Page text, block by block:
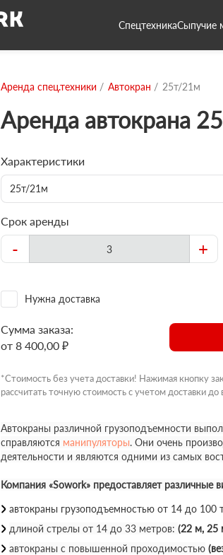
СпецтехникаСыпучие
Аренда спец.техники Автокран 25т/21м
Аренда автокрана
Характеристики
25т/21м
Срок аренды
- +
Нужна доставка
Сумма заказа:
от 8 400,00 ₽
*Стоимость без учета доставки! Нажимая кнопку
рассчитать точную стоимость с учетом доставки до
Автокраны различной грузоподъемности
справляются манипуляторы. Они очень
деятельности и являются одними из самых
Компания «Sowork» предоставляет различные
автокраны грузоподъемностью от 14 до 100
длиной стрелы от 14 до 33 метров: (22 м, 25
автокраны с повышенной проходимостью